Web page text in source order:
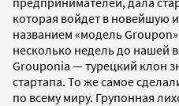
которая войдет в новейшую
названием «модель
несколько недель до нашей
Grouponia — турецкий клон
стартапа. То же самое
по всему миру. Групонная